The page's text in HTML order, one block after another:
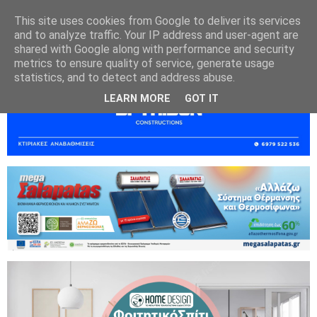
This site uses cookies from Google to deliver its services
and to analyze traffic. Your IP address and user-agent are
shared with Google along with performance and security
metrics to ensure quality of service, generate usage
statistics, and to detect and address abuse.
LEARN MORE GOT IT